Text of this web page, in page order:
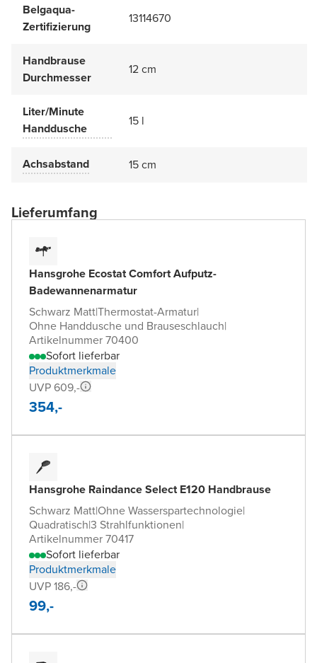
Belgaqua-
Zertifizierung
13114670
Handbrause
Durchmesser
12 cm
Liter/Minute
Handdusche
15 l
Achsabstand 15 cm
Lieferumfang
Hansgrohe Ecostat Comfort Aufputz-
Badewannenarmatur
Schwarz Matt|Thermostat-Armatur|
Ohne Handdusche und Brauseschlauch|
Artikelnummer 70400
Sofort lieferbar
Produktmerkmale
UVP 609,-
354,-
Hansgrohe Raindance Select E120 Handbrause
Schwarz Matt|Ohne Wasserspartechnologie|
Quadratisch|3 Strahlfunktionen|
Artikelnummer 70417
Sofort lieferbar
Produktmerkmale
UVP 186,-
99,-